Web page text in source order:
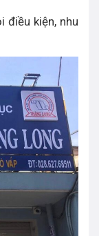
điều kiện, nhu